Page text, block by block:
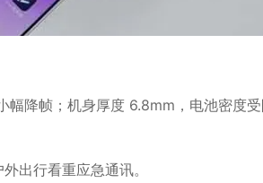
降帧；机身厚度 6.8mm，电池密度
出行看重应急通讯。